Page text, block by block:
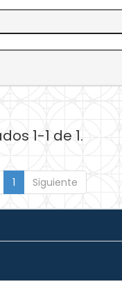
1-1 de 1.
1 Siguiente